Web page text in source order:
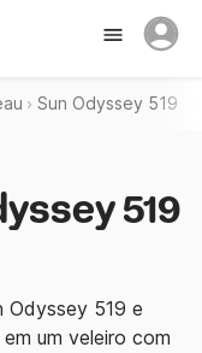
Sun Odyssey 519
519
Odyssey 519 e
um veleiro com